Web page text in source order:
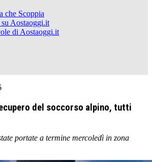
che Scoppia
Aostaoggi.it
di Aostaoggi.it
del soccorso alpino, tutti
portate a termine mercoledì in zona